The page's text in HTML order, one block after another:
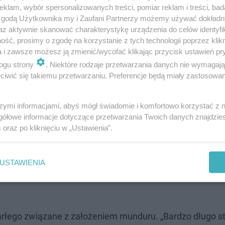
słowa na pogrzebie 23-letniego
osobiste przemówienie, które wygłosiłstarszy brat
prezydentem ani papieżem. Był po prostu
zwyczajności wydobył coś zdecydowanie
i zapłakany krewny.
świadectwo charakteru 23-latka. „Niektórzy
Nie wszyscy go znali, a mimo to przyszli tutaj z
związane z założeniem munduru. „Bardzo długo
wybór spersonalizowanych treści, pomiar reklam i treści,
Użytkownika my i Zaufani Partnerzy możemy używać
aktywnie skanować charakterystykę urządzenia do celów
prosimy o zgodę na korzystanie z tych technologii poprzez
i zawsze możesz ją zmienić/wycofać klikając przycisk ustawień
strony
. Niektóre rodzaje przetwarzania danych nie
się takiemu przetwarzaniu. Preferencje będą miały
informacjami, abyś mógł świadomie i komfortowo korzystać z
informacje dotyczące przetwarzania Twoich danych
oraz po kliknięciu w „Ustawienia”.
USTAWIENIA